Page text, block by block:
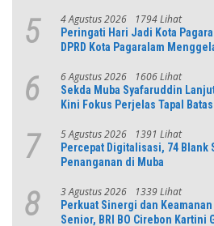
5 4 Agustus 2026 1794 Lihat
Peringati Hari Jadi Kota
DPRD Kota Pagaralam
6 6 Agustus 2026 1606 Lihat
Sekda Muba Syafaruddin
Kini Fokus Perjelas Tapal
7 5 Agustus 2026 1391 Lihat
Percepat Digitalisasi, 74 Blank
Penanganan di Muba
8 3 Agustus 2026 1339 Lihat
Perkuat Sinergi dan
Senior, BRI BO Cirebon Kartini